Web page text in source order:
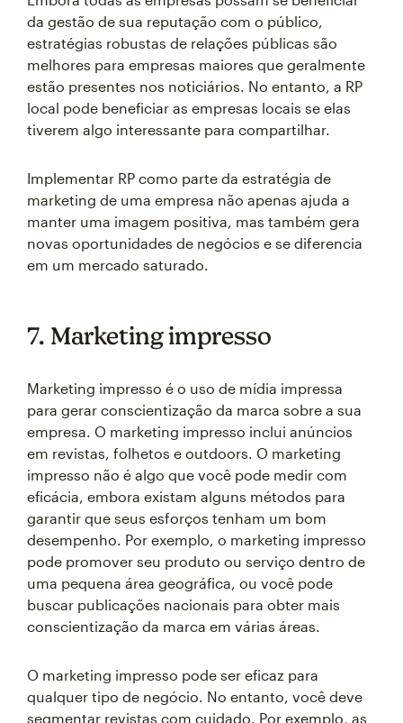
da gestão de sua reputação com o público,
estratégias robustas de relações públicas são
melhores para empresas maiores que geralmente
estão presentes nos noticiários. No entanto, a RP
local pode beneficiar as empresas locais se elas
tiverem algo interessante para compartilhar.
Implementar RP como parte da estratégia de
marketing de uma empresa não apenas ajuda a
manter uma imagem positiva, mas também gera
novas oportunidades de negócios e se diferencia
em um mercado saturado.
7. Marketing impresso
Marketing impresso é o uso de mídia impressa
para gerar conscientização da marca sobre a sua
empresa. O marketing impresso inclui anúncios
em revistas, folhetos e outdoors. O marketing
impresso não é algo que você pode medir com
eficácia, embora existam alguns métodos para
garantir que seus esforços tenham um bom
desempenho. Por exemplo, o marketing impresso
pode promover seu produto ou serviço dentro de
uma pequena área geográfica, ou você pode
buscar publicações nacionais para obter mais
conscientização da marca em várias áreas.
O marketing impresso pode ser eficaz para
qualquer tipo de negócio. No entanto, você deve
segmentar revistas com cuidado. Por exemplo, as